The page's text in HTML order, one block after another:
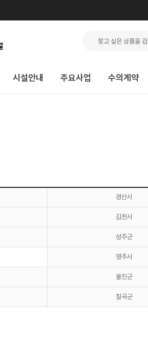
시설안내 주요사업 수의계약
경산시
김천시
성주군
영주시
울진군
칠곡군